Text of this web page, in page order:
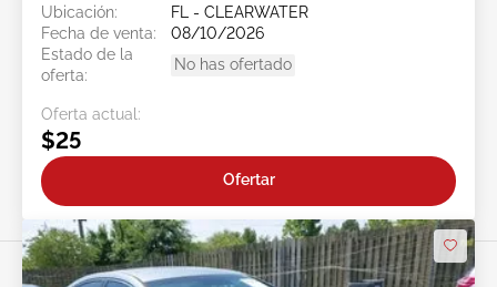
Ubicación:
FL - CLEARWATER
Fecha de venta:
08/10/2026
Estado de la
oferta:
No has ofertado
Oferta actual:
$25
Ofertar